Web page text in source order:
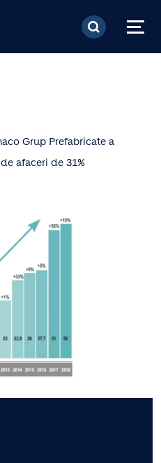
Mergi la conţinutul
Grup Prefabricate a
afaceri de 31%